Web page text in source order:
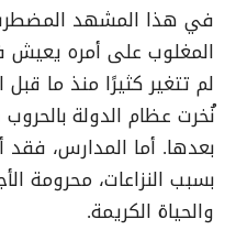
في هذا المشهد
المغلوب على أمره
لم تتغير كثيرًا منذ ما
نُخرت عظام الدولة
بعدها. أما المدارس، فقد
بسبب النزاعات، محرومة
والحياة الكريمة.